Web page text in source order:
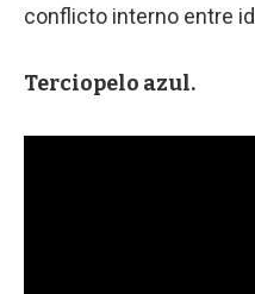
conflicto interno entre
Terciopelo azul.